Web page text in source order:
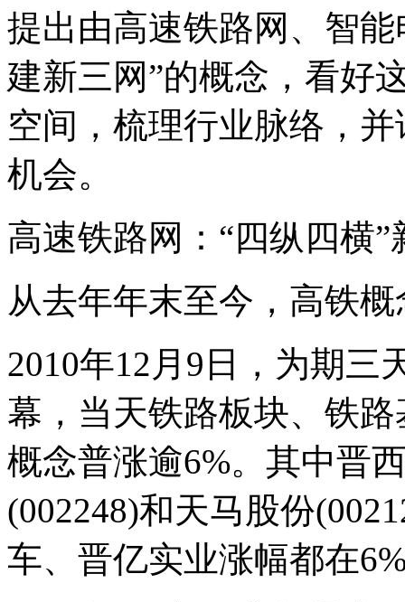
提出由高速铁路网、智
建新三网”的概念，看好
空间，梳理行业脉络，
机会。
高速铁路网：“四纵四横”
从去年年末至今，高铁
2010年12月9日，为期三
幕，当天铁路板块、铁
概念普涨逾6%。其中晋
(002248)和天马股份
车、晋亿实业涨幅都在